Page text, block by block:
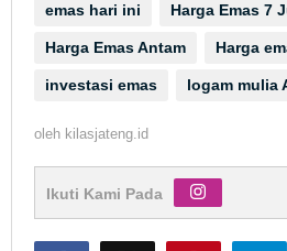
emas hari ini Harga Emas 7
Harga Emas Antam Harga
investasi emas logam mulia
oleh kilasjateng.id
Ikuti Kami Pada